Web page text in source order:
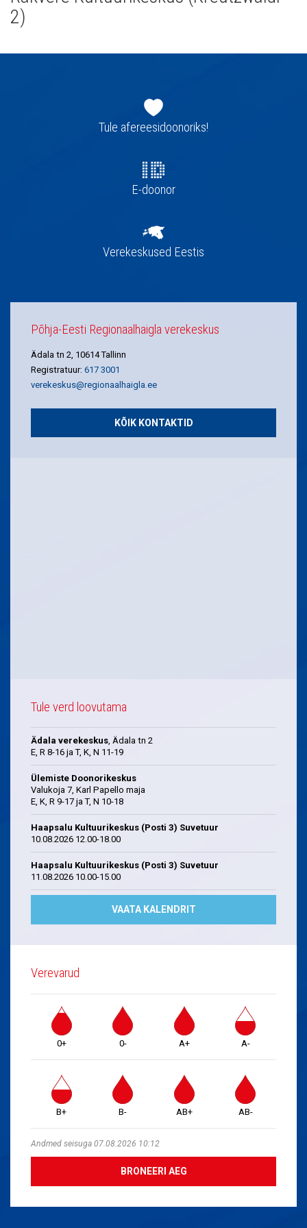
2)
navigatsioonTule afereesidoonoriks!
E-doonor
Verekeskused Eestis
Põhja-Eesti Regionaalhaigla verekeskus
Ädala tn 2, 10614 Tallinn
Registratuur: 617 3001
verekeskus@regionaalhaigla.ee
KÕIK KONTAKTID
Tule verd loovutama
Ädala verekeskus, Ädala tn 2
E, R 8-16 ja T, K, N 11-19
Ülemiste Doonorikeskus
Valukoja 7, Karl Papello maja
E, K, R 9-17 ja T, N 10-18
Haapsalu Kultuurikeskus (Posti 3) Suvetuur
10.08.2026 12.00-18.00
Haapsalu Kultuurikeskus (Posti 3) Suvetuur
11.08.2026 10.00-15.00
VAATA KALENDRIT
Verevarud
0+ 0- A+ A-
B+ B- AB+ AB-
Andmed seisuga 07.08.2026 10:12
BRONEERI AEG